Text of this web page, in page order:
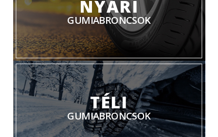
NYÁRI
GUMIABRONCSOK
TÉLI
GUMIABRONCSOK